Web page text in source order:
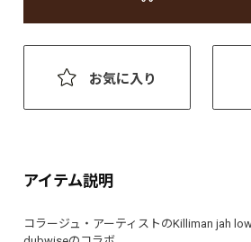
お気に入り
アイテム説明
コラージュ・アーティストのKilliman jah